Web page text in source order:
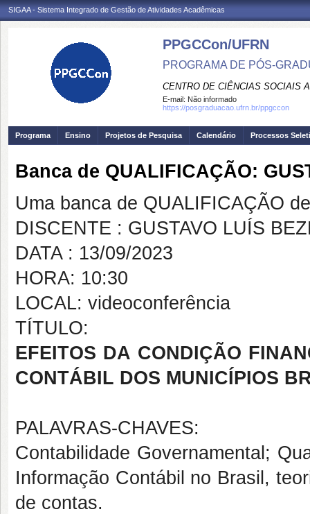
SIGAA - Sistema Integrado de Gestão de Atividades Acadêmicas
PPGCCon/UFRN
PROGRAMA DE PÓS-
CENTRO DE CIÊNCIAS SOCIAIS
E-mail: Não informado
https://posgraduacao.ufrn.br/ppgccon
Programa Ensino Projetos de Pesquisa Calendário Processos
Banca de QUALIFICAÇÃO:
Uma banca de QUALIFICAÇÃO
DISCENTE : GUSTAVO LUÍS
DATA : 13/09/2023
HORA: 10:30
LOCAL: videoconferência
TÍTULO:
EFEITOS DA CONDIÇÃO
CONTÁBIL DOS MUNICÍPIOS
PALAVRAS-CHAVES:
Contabilidade Governamental;
Informação Contábil no Brasil,
de contas.